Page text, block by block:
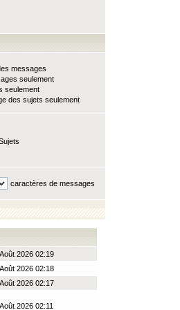
messages
seulement
seulement
des sujets seulement
caractères de messages
2026 02:19
2026 02:18
2026 02:17
2026 02:11